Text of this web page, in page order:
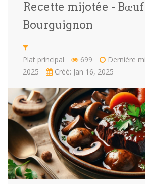
Gâteaux Pain
Repas faci… Salade
Soupes St valenti…
Recettes
Conseils et astuces
Nous contacter
Connexion / Inscription
Recette mijotée - Bœuf
Bourguignon
Plat principal 699
Dernière
2025
Créé: Jan 16, 2025